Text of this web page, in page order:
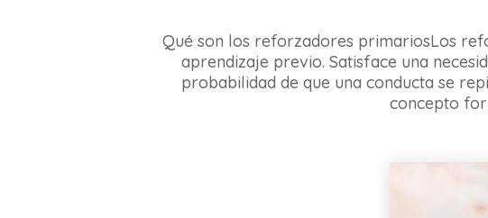
Qué son los reforzadores primariosLos
aprendizaje previo. Satisface una
probabilidad de que una conducta se
concepto